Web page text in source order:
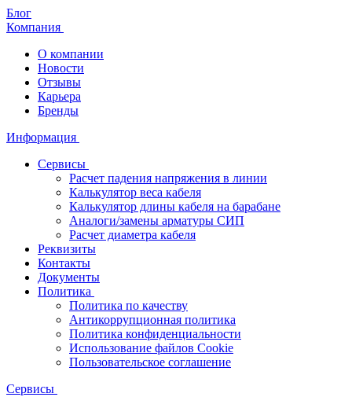
Блог
Компания
О компании
Новости
Отзывы
Карьера
Бренды
Информация
Сервисы
Расчет падения напряжения в линии
Калькулятор веса кабеля
Калькулятор длины кабеля на барабане
Аналоги/замены арматуры СИП
Расчет диаметра кабеля
Реквизиты
Контакты
Документы
Политика
Политика по качеству
Антикоррупционная политика
Политика конфиденциальности
Использование файлов Cookie
Пользовательское соглашение
Сервисы